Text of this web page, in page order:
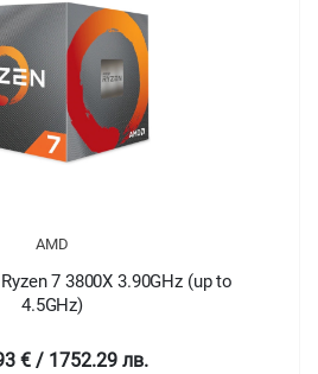
AMD
7 3800X 3.90GHz (up to
4.5GHz)
€ / 1752.29 лв.